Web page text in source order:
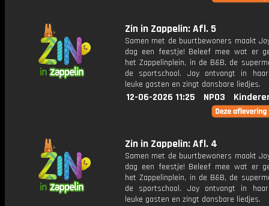
Zin in Zappelin: Afl. 5
Samen met de buurtbewoners maakt
dag een feestje! Beleef mee wat er
het Zappelinplein, in de B&B, de
de sportschool. Joy ontvangt in
leuke gasten en zingt dansbare liedjes.
12-06-2026 11:25 NPO3
Zin in Zappelin: Afl. 4
Samen met de buurtbewoners maakt
dag een feestje! Beleef mee wat er
het Zappelinplein, in de B&B, de
de sportschool. Joy ontvangt in
leuke gasten en zingt dansbare liedjes.